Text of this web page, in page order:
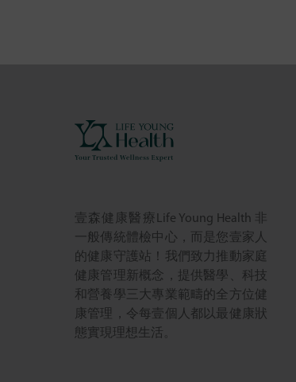
壹森健康醫療Life Young Health 非
一般傳統體檢中心，而是您壹家人
的健康守護站！我們致力推動家庭
健康管理新概念，提供醫學、科技
和營養學三大專業範疇的全方位健
康管理，令每壹個人都以最健康狀
態實現理想生活。